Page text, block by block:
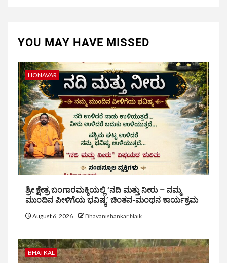
YOU MAY HAVE MISSED
HONAVAR
ಶ್ರೀ ಕ್ಷೇತ್ರ ಬಂಗಾರಮಕ್ಕಿಯಲ್ಲಿ ‘ನದಿ ಮತ್ತು ನೀರು – ನಮ್ಮ
ಮುಂದಿನ ಪೀಳಿಗೆಯ ಭವಿಷ್ಯ’ ಚಿಂತನ-ಮಂಥನ ಕಾರ್ಯಕ್ರಮ
August 6, 2026 Bhavanishankar Naik
BHATKAL